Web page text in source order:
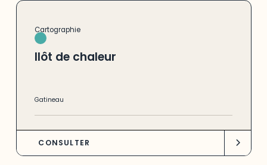
Cartographie
Ilôt de chaleur
Gatineau
CONSULTER